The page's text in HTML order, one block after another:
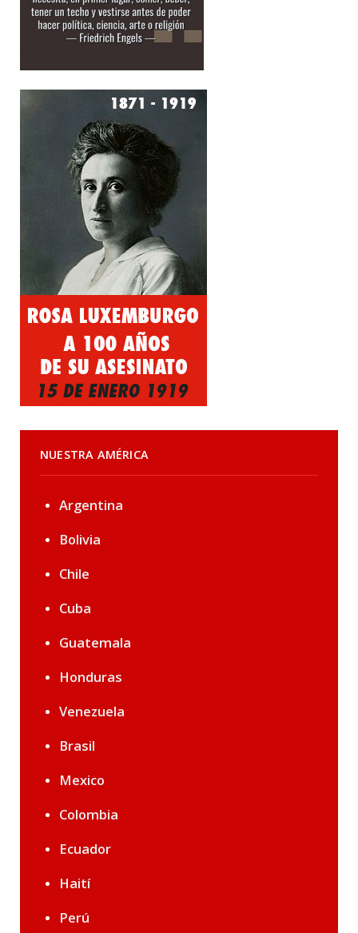
NUESTRA AMÉRICA
Argentina
Bolivia
Chile
Cuba
Guatemala
Honduras
Venezuela
Brasil
Mexico
Colombia
Ecuador
Haití
Perú